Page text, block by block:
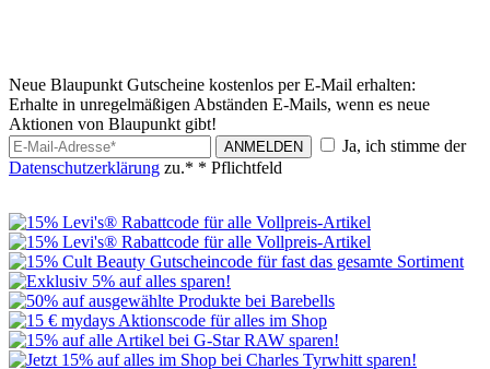
Neue Blaupunkt Gutscheine kostenlos per E-Mail erhalten:
Erhalte in unregelmäßigen Abständen E-Mails, wenn es neue
Aktionen von Blaupunkt gibt!
ANMELDEN
Ja, ich stimme der
Datenschutzerklärung zu.* * Pflichtfeld